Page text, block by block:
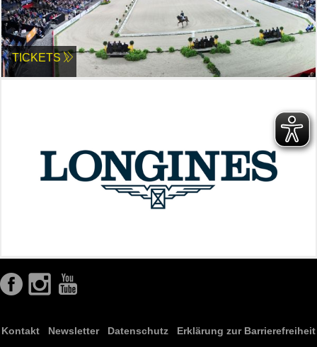
TICKETS
Kontakt Newsletter Datenschutz
Erklärung zur Barrierefreiheit